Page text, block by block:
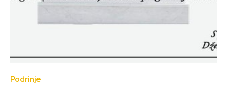
Podrinje